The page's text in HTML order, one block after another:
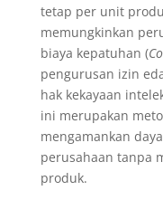
tetap per unit
memungkinkan
biaya kepatuhan (
pengurusan izin
hak kekayaan
ini merupakan
mengamankan
perusahaan tanpa
produk.